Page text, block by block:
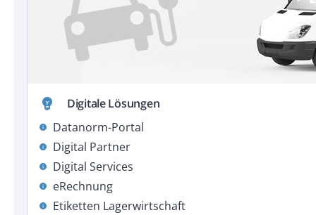
emoji_objects Digitale Lösungen
info Datanorm-Portal
info Digital Partner
info Digital Services
info eRechnung
info Etiketten Lagerwirtschaft